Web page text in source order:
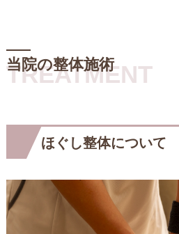
TREATMENT
当院の整体施術
ほぐし整体について